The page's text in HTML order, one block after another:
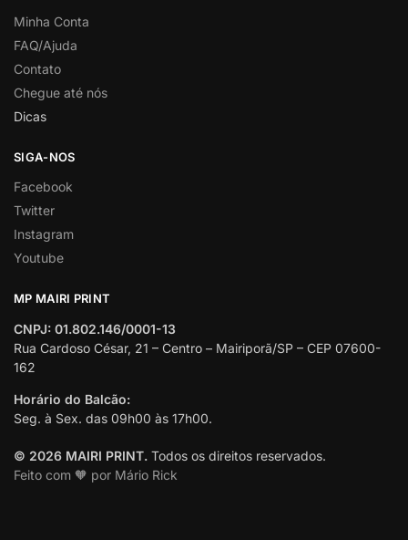
Minha Conta
FAQ/Ajuda
Contato
Chegue até nós
Dicas
SIGA-NOS
Facebook
Twitter
Instagram
Youtube
MP MAIRI PRINT
CNPJ: 01.802.146/0001-13
Rua Cardoso César, 21 – Centro – Mairiporã/SP – CEP 07600-
162
Horário do Balcão:
Seg. à Sex. das 09h00 às 17h00.
© 2026 MAIRI PRINT. Todos os direitos reservados.
Feito com 🧡 por Mário Rick